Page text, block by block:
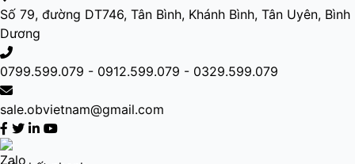
Số 79, đường DT746, Tân Bình, Khánh Bình, Tân Uyên, Bình
Dương
0799.599.079 - 0912.599.079 - 0329.599.079
sale.obvietnam@gmail.com